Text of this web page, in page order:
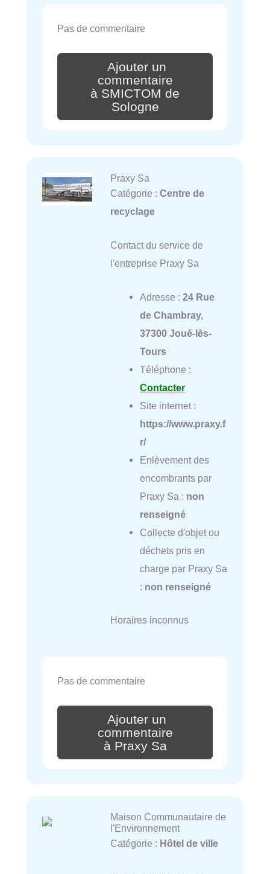
Pas de commentaire
Ajouter un
commentaire
à SMICTOM de
Sologne
Praxy Sa
Catégorie : Centre de
recyclage
Contact du service de
l'entreprise Praxy Sa
Adresse : 24 Rue
de Chambray,
37300 Joué-lès-
Tours
Téléphone :
Contacter
Site internet :
https://www.praxy.f
r/
Enlèvement des
encombrants par
Praxy Sa : non
renseigné
Collecte d'objet ou
déchets pris en
charge par Praxy Sa
: non renseigné
Horaires inconnus
Pas de commentaire
Ajouter un
commentaire
à Praxy Sa
Maison Communautaire de
l'Environnement
Catégorie : Hôtel de ville